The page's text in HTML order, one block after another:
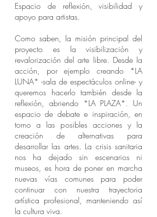
Espacio de reflexión, visibilidad y
apoyo para artistas.
Como saben, la misión principal del
proyecto es la visibilización y
revalorización del arte libre. Desde la
acción, por ejemplo creando *LA
LUNA* -sala de espectáculos online- y
queremos hacerlo también desde la
reflexión, abriendo *LA PLAZA*. Un
espacio de debate e inspiración, en
torno a las posibles acciones y la
creación de alternativas para
desarrollar las artes. La crisis sanitaria
nos ha dejado sin escenarios ni
museos, es hora de poner en marcha
nuevas vías comunes para poder
continuar con nuestra trayectoria
artística profesional, manteniendo así
la cultura viva.